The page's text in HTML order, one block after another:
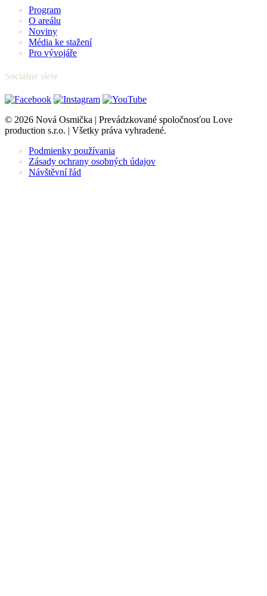
Program
O areálu
Noviny
Média ke stažení
Pro vývojáře
Sociálne siete
© 2026 Nová Osmička | Prevádzkované spoločnosťou Love
production s.r.o. | Všetky práva vyhradené.
Podmienky používania
Zásady ochrany osobných údajov
Návštěvní řád